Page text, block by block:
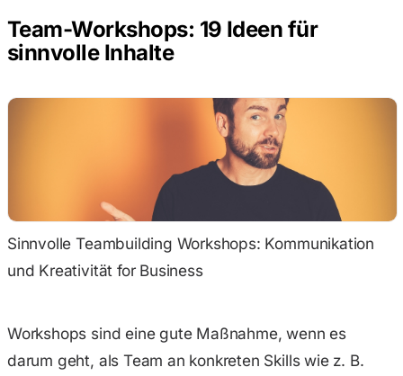
Team-Workshops: 19 Ideen für
sinnvolle Inhalte
Sinnvolle Teambuilding Workshops: Kommunikation
und Kreativität for Business
Workshops sind eine gute Maßnahme, wenn es
darum geht, als Team an konkreten Skills wie z. B.